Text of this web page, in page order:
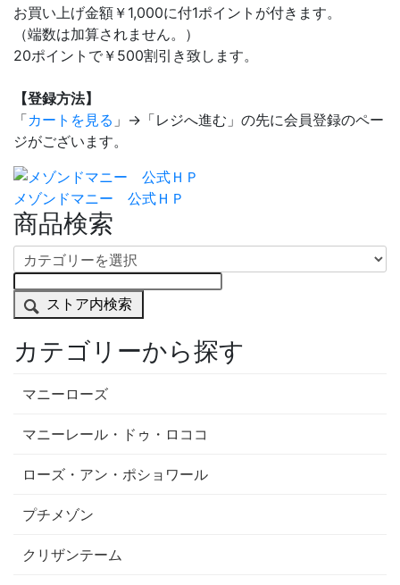
お買い上げ金額￥1,000に付1ポイントが付きます。
（端数は加算されません。）
20ポイントで￥500割引き致します。
【登録方法】
「カートを見る 」→「レジへ進む」の先に会員登録のペー
ジがございます。
メゾンドマニー 公式ＨＰ
商品検索
ストア内検索
カテゴリーから探す
マニーローズ
マニーレール・ドゥ・ロココ
ローズ・アン・ポショワール
プチメゾン
クリザンテーム